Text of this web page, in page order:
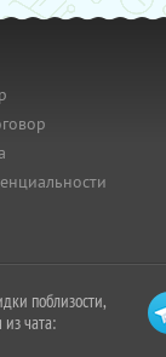
поблизости,
чата: